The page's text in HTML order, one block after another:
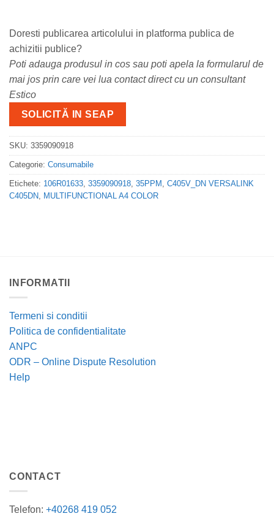
Doresti publicarea articolului in platforma publica de
achizitii publice?
Poti adauga produsul in cos sau poti apela la formularul de
mai jos prin care vei lua contact direct cu un consultant
Estico
SOLICITĂ IN SEAP
SKU: 3359090918
Categorie: Consumabile
Etichete: 106R01633, 3359090918, 35PPM , C405V_DN VERSALINK
C405DN, MULTIFUNCTIONAL A4 COLOR
INFORMATII
Termeni si conditii
Politica de confidentialitate
ANPC
ODR – Online Dispute Resolution
Help
CONTACT
Telefon: +40268 419 052